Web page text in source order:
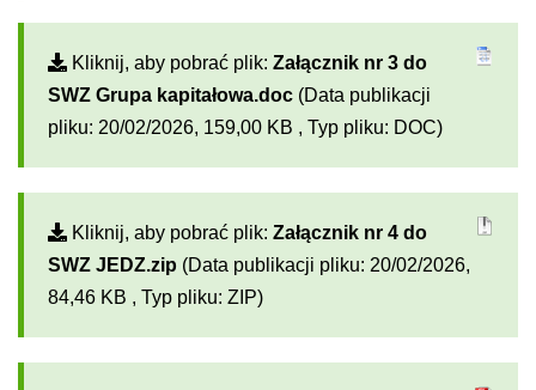
Kliknij, aby pobrać plik: Załącznik nr 3 do
SWZ Grupa kapitałowa.doc (Data publikacji
pliku: 20/02/2026, 159,00 KB , Typ pliku: DOC)
Kliknij, aby pobrać plik: Załącznik nr 4 do
SWZ JEDZ.zip (Data publikacji pliku: 20/02/2026,
84,46 KB , Typ pliku: ZIP)